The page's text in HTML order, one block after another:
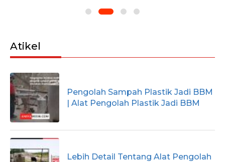
Atikel
Pengolah Sampah Plastik Jadi BBM
| Alat Pengolah Plastik Jadi BBM
Lebih Detail Tentang Alat Pengolah